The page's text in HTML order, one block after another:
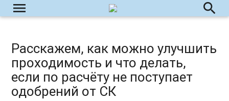
menu search
Расскажем, как можно улучшить
проходимость и что делать,
если по расчёту не поступает
одобрений от СК